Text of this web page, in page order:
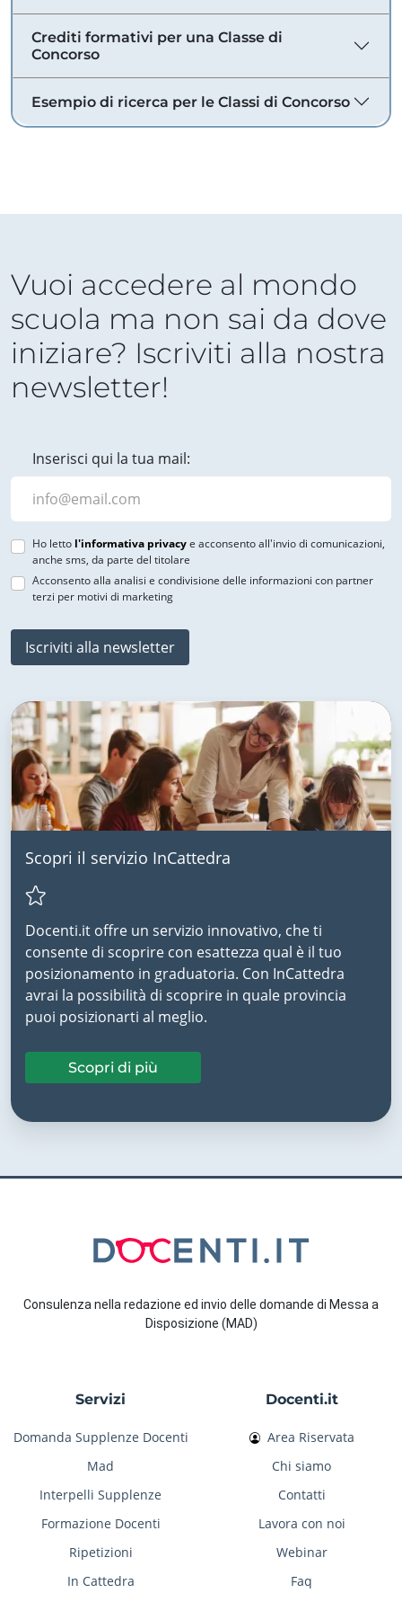
Crediti formativi per una Classe di
Concorso
Esempio di ricerca per le Classi di Concorso
Vuoi accedere al mondo
scuola ma non sai da dove
iniziare? Iscriviti alla nostra
newsletter!
Inserisci qui la tua mail:
Ho letto l'informativa privacye acconsento all'invio di comunicazioni,
anche sms, da parte del titolare
Acconsento alla analisi e condivisione delle informazioni con partner
terzi per motivi di marketing
Iscriviti alla newsletter
Scopri il servizio InCattedra
Docenti.it offre un servizio innovativo, che ti
consente di scoprire con esattezza qual è il tuo
posizionamento in graduatoria. Con InCattedra
avrai la possibilità di scoprire in quale provincia
puoi posizionarti al meglio.
Scopri di più
Consulenza nella redazione ed invio delle domande di Messa a
Disposizione (MAD)
Servizi
Domanda Supplenze Docenti
Mad
Interpelli Supplenze
Formazione Docenti
Ripetizioni
In Cattedra
Docenti.it
Area Riservata
Chi siamo
Contatti
Lavora con noi
Webinar
Faq